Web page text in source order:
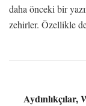
daha önceki bir
zehirler. Özellikle
Aydınlıkçılar,